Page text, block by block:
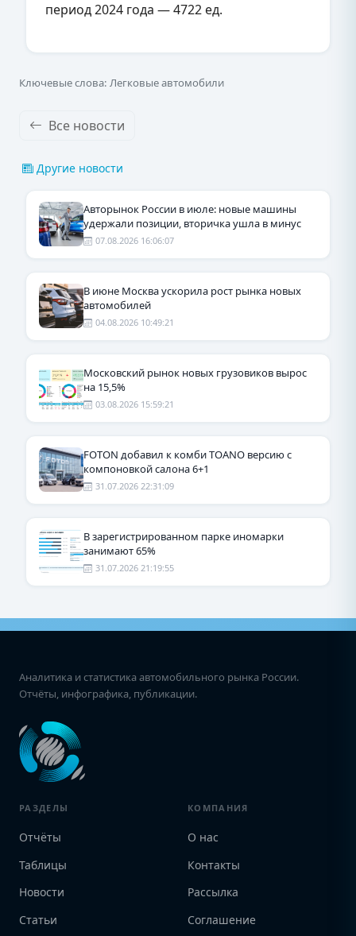
период 2024 года — 4722 ед.
Ключевые слова: Легковые автомобили
Все новости
Другие новости
Авторынок России в июле: новые машины
удержали позиции, вторичка ушла в минус
07.08.2026 16:06:07
В июне Москва ускорила рост рынка новых
автомобилей
04.08.2026 10:49:21
Московский рынок новых грузовиков вырос
на 15,5%
03.08.2026 15:59:21
FOTON добавил к комби TOANO версию с
компоновкой салона 6+1
31.07.2026 22:31:09
В зарегистрированном парке иномарки
занимают 65%
31.07.2026 21:19:55
Аналитика и статистика автомобильного рынка России.
Отчёты, инфографика, публикации.
РАЗДЕЛЫ
Отчёты
Таблицы
Новости
Статьи
КОМПАНИЯ
О нас
Контакты
Рассылка
Соглашение